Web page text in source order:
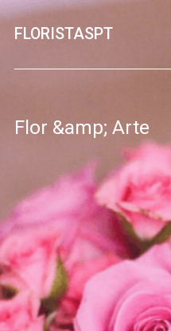
FLORISTASPT
Flor &amp; Arte